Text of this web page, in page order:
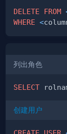
DELETE FROM
WHERE <
列出角色
SELECT
创建用户